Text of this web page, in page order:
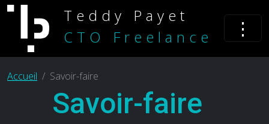
Teddy Payet
CTO Freelance
⋮
Accueil Savoir-faire
Savoir-faire